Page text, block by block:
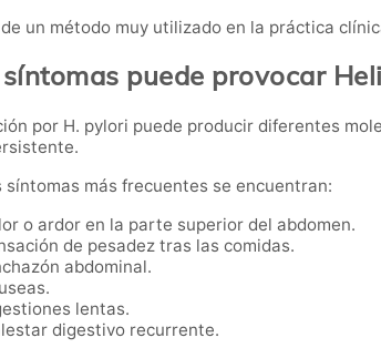
un método muy utilizado en la práctica
síntomas puede provocar
por H. pylori puede producir diferentes
síntomas más frecuentes se encuentran:
o ardor en la parte superior del abdomen.
de pesadez tras las comidas.
abdominal.
lentas.
digestivo recurrente.